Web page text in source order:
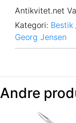
Antikvitet.net
Kategori: Bestik
Georg Jensen
Andre